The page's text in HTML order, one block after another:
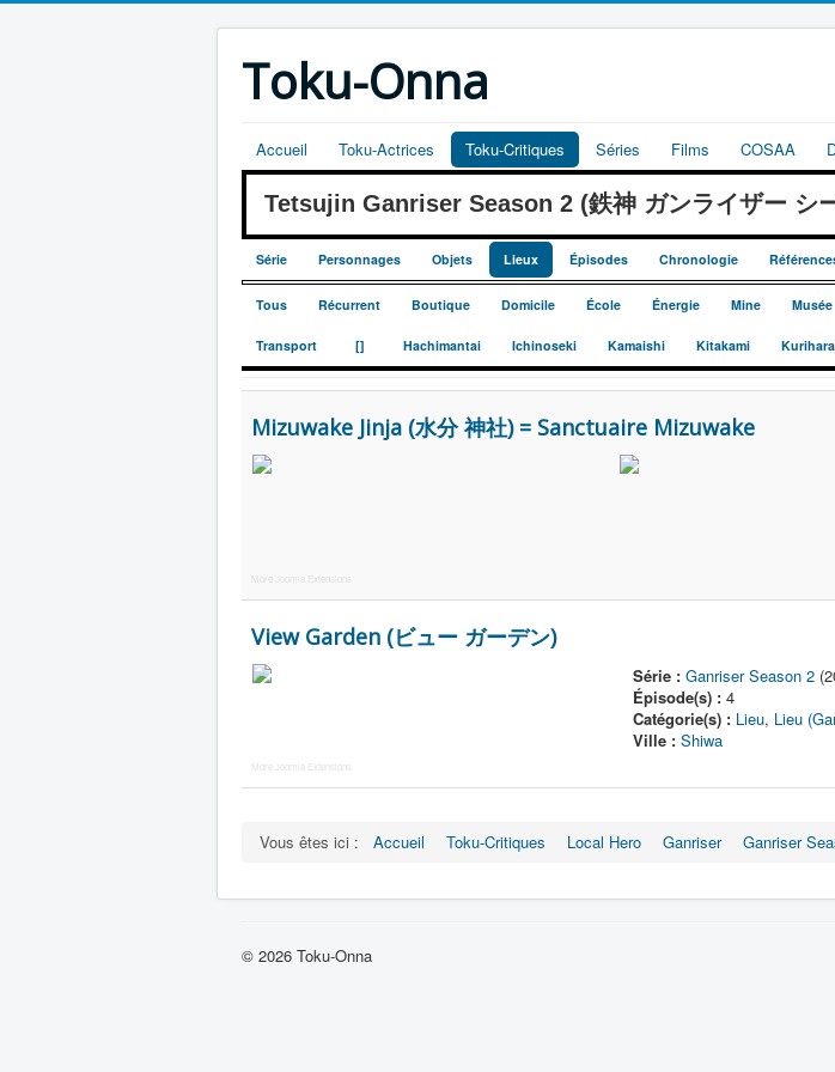
Toku-Onna
Accueil Toku-Actrices Toku-Critiques Séries Films COSAA
Tetsujin Ganriser Season 2 (鉄神 ガンライザー
Série Personnages Objets Lieux Épisodes Chronologie
Tous Récurrent Boutique Domicile École Énergie Mine Musée
Transport [] Hachimantai Ichinoseki Kamaishi Kitakami Kurihara
Mizuwake Jinja (水分 神社) = Sanctuaire Mizuwake
More Joomla Extensions
View Garden (ビュー ガーデン)
Série : Ganriser Season 2
Épisode(s) : 4
Catégorie(s) : Lieu, Lieu
Ville : Shiwa
More Joomla Extensions
Vous êtes ici : Accueil Toku-Critiques Local Hero Ganriser Ganriser
© 2026 Toku-Onna